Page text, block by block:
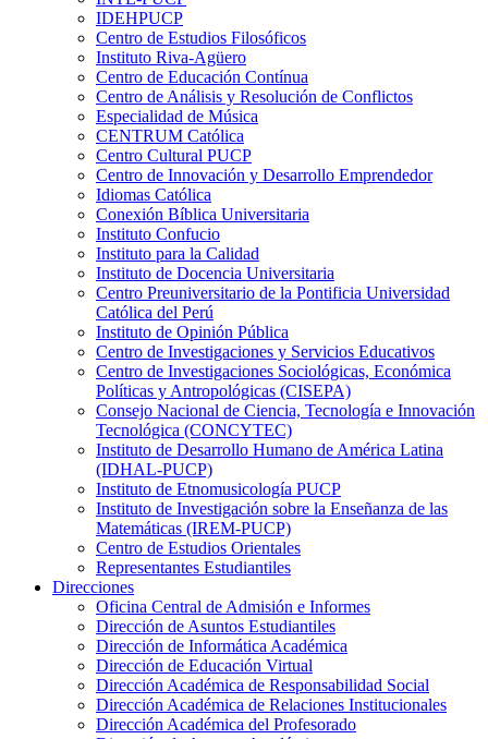
IDEHPUCP
Centro de Estudios Filosóficos
Instituto Riva-Agüero
Centro de Educación Contínua
Centro de Análisis y Resolución de Conflictos
Especialidad de Música
CENTRUM Católica
Centro Cultural PUCP
Centro de Innovación y Desarrollo Emprendedor
Idiomas Católica
Conexión Bíblica Universitaria
Instituto Confucio
Instituto para la Calidad
Instituto de Docencia Universitaria
Centro Preuniversitario de la Pontificia Universidad
Católica del Perú
Instituto de Opinión Pública
Centro de Investigaciones y Servicios Educativos
Centro de Investigaciones Sociológicas, Económica
Políticas y Antropológicas (CISEPA)
Consejo Nacional de Ciencia, Tecnología e Innovación
Tecnológica (CONCYTEC)
Instituto de Desarrollo Humano de América Latina
(IDHAL-PUCP)
Instituto de Etnomusicología PUCP
Instituto de Investigación sobre la Enseñanza de las
Matemáticas (IREM-PUCP)
Centro de Estudios Orientales
Representantes Estudiantiles
Direcciones
Oficina Central de Admisión e Informes
Dirección de Asuntos Estudiantiles
Dirección de Informática Académica
Dirección de Educación Virtual
Dirección Académica de Responsabilidad Social
Dirección Académica de Relaciones Institucionales
Dirección Académica del Profesorado